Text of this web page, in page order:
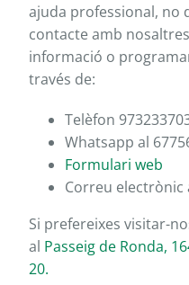
ajuda professional, no
contacte amb
informació o
través de:
Telèfon
Whatsapp al
Formulari web
Correu electrònic
Si prefereixes visitar-
al Passeig de Ronda,
20.